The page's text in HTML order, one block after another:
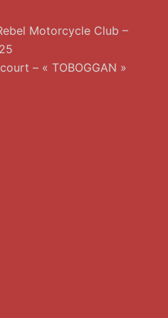
Motorcycle Club –
– « TOBOGGAN »